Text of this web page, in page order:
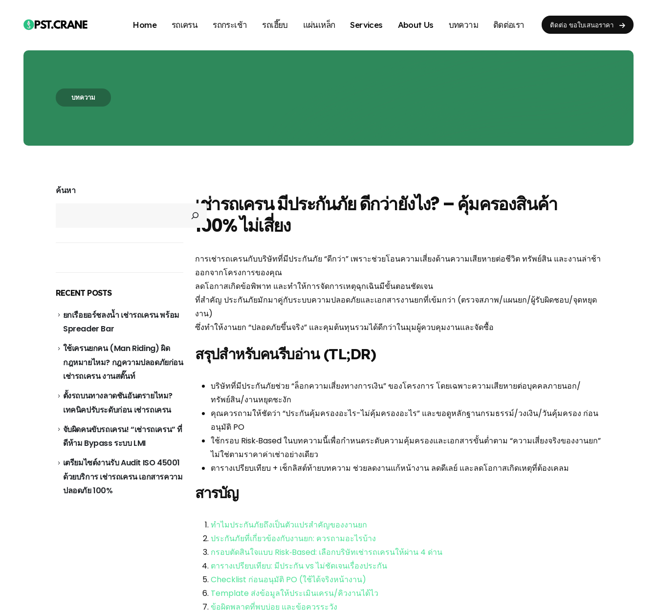
Home รถเครน รถกระเช้า รถเฮี๊ยบ แผ่นเหล็ก Services About Us บทความ ติดต่อเรา ติดต่อ ขอใบเสนอราคา
บทความ
เช่ารถเครน มีประกันภัย ดีกว่ายังไง? – คุ้มครองสินค้า
100% ไม่เสี่ยง
การเช่ารถเครนกับบริษัทที่มีประกันภัย “ดีกว่า” เพราะช่วยโอนความเสี่ยงด้านความเสียหายต่อชีวิต ทรัพย์สิน และงานล่าช้า
ออกจากโครงการของคุณ
ลดโอกาสเกิดข้อพิพาท และทำให้การจัดการเหตุฉุกเฉินมีขั้นตอนชัดเจน
ที่สำคัญ ประกันภัยมักมาคู่กับระบบความปลอดภัยและเอกสารงานยกที่เข้มกว่า (ตรวจสภาพ/แผนยก/ผู้รับผิดชอบ/จุดหยุด
งาน)
ซึ่งทำให้งานยก “ปลอดภัยขึ้นจริง” และคุมต้นทุนรวมได้ดีกว่าในมุมผู้ควบคุมงานและจัดซื้อ
สรุปสำหรับคนรีบอ่าน (TL;DR)
บริษัทที่มีประกันภัยช่วย “ล็อกความเสี่ยงทางการเงิน” ของโครงการ โดยเฉพาะความเสียหายต่อบุคคลภายนอก/
ทรัพย์สิน/งานหยุดชะงัก
คุณควรถามให้ชัดว่า “ประกันคุ้มครองอะไร-ไม่คุ้มครองอะไร” และขอดูหลักฐานกรมธรรม์/วงเงิน/วันคุ้มครอง ก่อน
อนุมัติ PO
ใช้กรอบ Risk‑Based ในบทความนี้เพื่อกำหนดระดับความคุ้มครองและเอกสารขั้นต่ำตาม “ความเสี่ยงจริงของงานยก”
ไม่ใช่ตามราคาค่าเช่าอย่างเดียว
ตารางเปรียบเทียบ + เช็กลิสต์ท้ายบทความ ช่วยลดงานแก้หน้างาน ลดดีเลย์ และลดโอกาสเกิดเหตุที่ต้องเคลม
สารบัญ
ทำไมประกันภัยถึงเป็นตัวแปรสำคัญของงานยก
ประกันภัยที่เกี่ยวข้องกับงานยก: ควรถามอะไรบ้าง
กรอบตัดสินใจแบบ Risk‑Based: เลือกบริษัทเช่ารถเครนให้ผ่าน 4 ด่าน
ตารางเปรียบเทียบ: มีประกัน vs ไม่ชัดเจนเรื่องประกัน
Checklist ก่อนอนุมัติ PO (ใช้ได้จริงหน้างาน)
Template ส่งข้อมูลให้ประเมินเครน/คิวงานได้ไว
ข้อผิดพลาดที่พบบ่อย และข้อควรระวัง
ค้นหา
RECENT POSTS
ยกเรือยอร์ชลงน้ำ เช่ารถเครน พร้อม
Spreader Bar
ใช้เครนยกคน (Man Riding) ผิด
กฎหมายไหม? กฎความปลอดภัยก่อน
เช่ารถเครน งานสตั๊นท์
ตั้งรถบนทางลาดชันอันตรายไหม?
เทคนิคปรับระดับก่อน เช่ารถเครน
จับผิดคนขับรถเครน! “เช่ารถเครน” ที่
ดีห้าม Bypass ระบบ LMI
เตรียมไซต์งานรับ Audit ISO 45001
ด้วยบริการ เช่ารถเครน เอกสารความ
ปลอดภัย 100%